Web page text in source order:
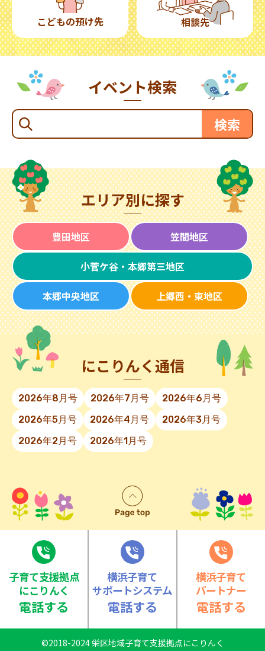
こどもの預け先 相談先
イベント検索
エリア別に探す
豊田地区 笠間地区
小菅ケ谷・本郷第三地区
本郷中央地区 上郷西・東地区
にこりんく通信
2026年8月号 2026年7月号
2026年6月号
2026年5月号
2026年4月号
2026年3月号
2026年2月号
2026年1月号
⼦育て⽀援拠点
にこりんく
電話する
横浜子育て
サポートシステム
電話する
横浜子育て
パートナー
電話する
©2018-2024 栄区地域子育て支援拠点にこりんく